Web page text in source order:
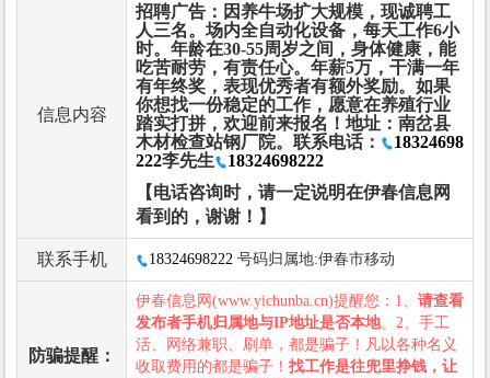
信息内容
招聘广告：因养牛场扩大规模，现诚聘工
人三名。场内全自动化设备，每天工作6小
时。年龄在30-55周岁之间，身体健康，能
吃苦耐劳，有责任心。年薪5万，干满一年
有年终奖，表现优秀者有额外奖励。如果
你想找一份稳定的工作，愿意在养殖行业
踏实打拼，欢迎前来报名！地址：南岔县
木材检查站钢厂院。联系电话：
18324698
222李先生
18324698222
【电话咨询时，请一定说明在伊春信息网
看到的，谢谢！】
联系手机 18324698222 号码归属地:伊春市移动
防骗提醒：
伊春信息网(www.yichunba.cn)提醒您：1、 请查看
发布者手机归属地与IP地址是否本地。2、手工
活、网络兼职、刷单，都是骗子！凡以各种名义
收取费用的都是骗子！ 找工作是往兜里挣钱，让